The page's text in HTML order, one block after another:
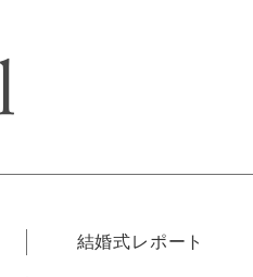
結婚式レポート